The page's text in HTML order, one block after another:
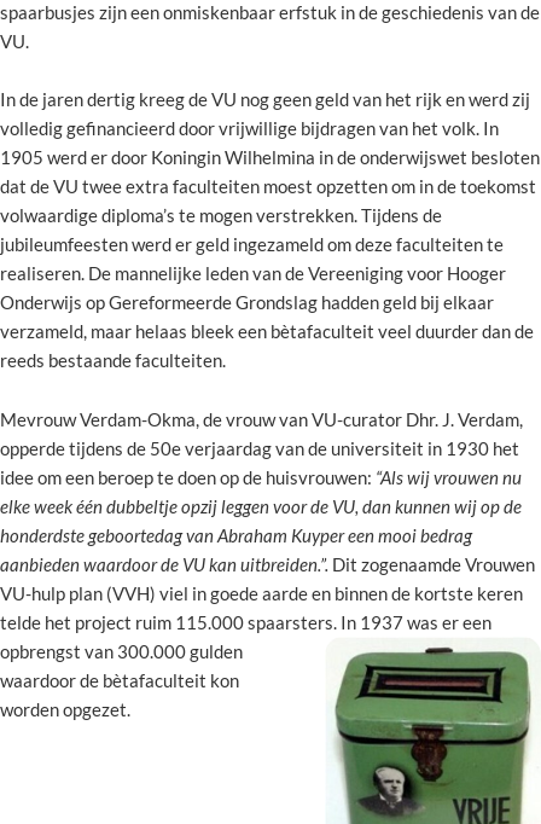
spaarbusjes zijn een onmiskenbaar erfstuk in de geschiedenis van de
VU.
In de jaren dertig kreeg de VU nog geen geld van het rijk en werd zij
volledig gefinancieerd door vrijwillige bijdragen van het volk. In
1905 werd er door Koningin Wilhelmina in de onderwijswet besloten
dat de VU twee extra faculteiten moest opzetten om in de toekomst
volwaardige diploma’s te mogen verstrekken. Tijdens de
jubileumfeesten werd er geld ingezameld om deze faculteiten te
realiseren. De mannelijke leden van de Vereeniging voor Hooger
Onderwijs op Gereformeerde Grondslag hadden geld bij elkaar
verzameld, maar helaas bleek een bètafaculteit veel duurder dan de
reeds bestaande faculteiten.
Mevrouw Verdam-Okma, de vrouw van VU-curator Dhr. J. Verdam,
opperde tijdens de 50e verjaardag van de universiteit in 1930 het
idee om een beroep te doen op de huisvrouwen: “Als wij vrouwen nu
elke week één dubbeltje opzij leggen voor de VU, dan kunnen wij op de
honderdste geboortedag van Abraham Kuyper een mooi bedrag
aanbieden waardoor de VU kan uitbreiden.”. Dit zogenaamde Vrouwen
VU-hulp plan (VVH) viel in goede aarde en binnen de kortste keren
telde het project ruim 115.000 spaarsters. In 1937was er een
opbrengst van 300.000 gulden
waardoor de bètafaculteit kon
worden opgezet.